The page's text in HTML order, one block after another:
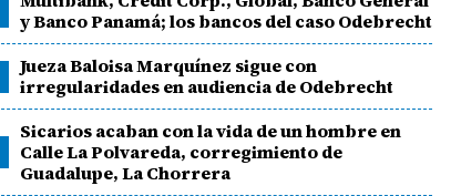
y Banco Panamá; los bancos del caso Odebrecht
Jueza Baloisa Marquínez sigue con
irregularidades en audiencia de Odebrecht
Sicarios acaban con la vida de un hombre en
Calle La Polvareda, corregimiento de
Guadalupe, La Chorrera